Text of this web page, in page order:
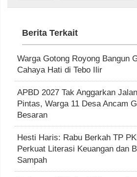
Berita Terkait
Warga Gotong Royong Bangun
Cahaya Hati di Tebo Ilir
APBD 2027 Tak Anggarkan
Pintas, Warga 11 Desa Ancam
Besaran
Hesti Haris: Rabu Berkah TP
Perkuat Literasi Keuangan dan
Sampah